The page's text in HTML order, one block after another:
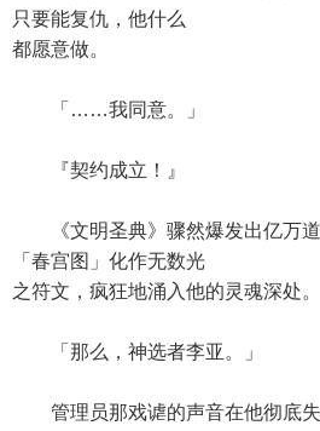
只要能复仇，他什么
都愿意做。
「……我同意。」
『契约成立！』
《文明圣典》骤然爆发出亿万道
「春宫图」化作无数光
之符文，疯狂地涌入他的灵魂深处。
「那么，神选者李亚。」
管理员那戏谑的声音在他彻底失